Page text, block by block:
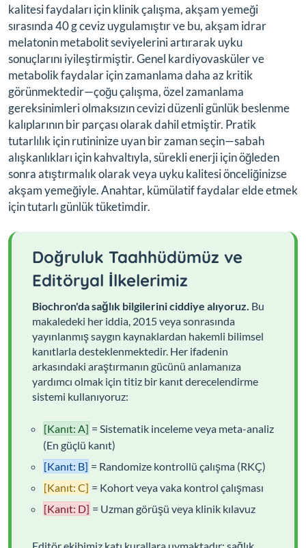
kalitesi faydaları için klinik çalışma, akşam yemeği
sırasında 40 g ceviz uygulamıştır ve bu, akşam idrar
melatonin metabolit seviyelerini artırarak uyku
sonuçlarını iyileştirmiştir. Genel kardiyovasküler ve
metabolik faydalar için zamanlama daha az kritik
görünmektedir—çoğu çalışma, özel zamanlama
gereksinimleri olmaksızın cevizi düzenli günlük beslenme
kalıplarının bir parçası olarak dahil etmiştir. Pratik
tutarlılık için rutininize uyan bir zaman seçin—sabah
alışkanlıkları için kahvaltıyla, sürekli enerji için öğleden
sonra atıştırmalık olarak veya uyku kalitesi önceliğinizse
akşam yemeğiyle. Anahtar, kümülatif faydalar elde etmek
için tutarlı günlük tüketimdir.
Doğruluk Taahhüdümüz ve
Editöryal İlkelerimiz
Biochron'da sağlık bilgilerini ciddiye alıyoruz. Bu
makaledeki her iddia, 2015 veya sonrasında
yayınlanmış saygın kaynaklardan hakemli bilimsel
kanıtlarla desteklenmektedir. Her ifadenin
arkasındaki araştırmanın gücünü anlamanıza
yardımcı olmak için titiz bir kanıt derecelendirme
sistemi kullanıyoruz:
[Kanıt: A] = Sistematik inceleme veya meta-analiz
(En güçlü kanıt)
[Kanıt: B] = Randomize kontrollü çalışma (RKÇ)
[Kanıt: C] = Kohort veya vaka kontrol çalışması
[Kanıt: D] = Uzman görüşü veya klinik kılavuz